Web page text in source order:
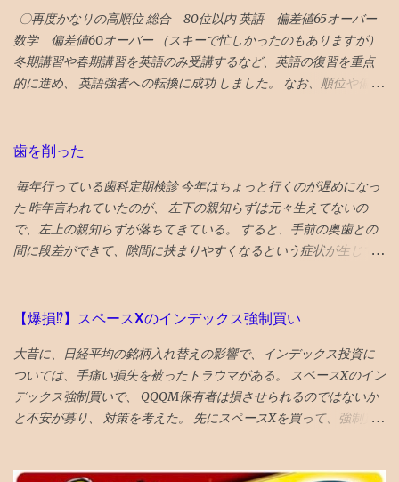
〇再度かなりの高順位 総合 80位以内 英語 偏差値65オーバー
数学 偏差値60オーバー （スキーで忙しかったのもありますが）
冬期講習や春期講習を英語のみ受講するなど、英語の復習を重点
的に進め、 英語強者への転換に成功 しました。 なお、順位や偏差
したが、10点とか離れることはなかったと思います。 （平均点や
本的に中2からは伴走をやめました。 というか、 高校数学に私が
ついていけなくなったので、数学の内容面に踏み込んだアドバイ
スは出来なくなりました 。 ただし、単純作業を中心に、時々代行
しました。 例えば、学校の定期試験時の 宿題ドリル的なものの丸
の時間が捻出できると考え実行しました。 英語の添削はなるべく
した。 本人が自作の日めくりカレンダーなどで、レギュラー維持
に向けて気合を入れたようです。 〇高順位の要因 毎日コツコツ鉄
の宿題をこなし ていったことに尽きます。 その、こなせる時間を
確保するために、前章のような工夫はいるかもしれませんが。 今
前回の成績優秀者が着実に努力を継続 していることを示していま
歯を削った
毎年行っている歯科定期検診 今年はちょっと行くのが遅めになっ
た 昨年言われていたのが、 左下の親知らずは元々生えてないの
で、左上の親知らずが落ちてきている。 すると、手前の奥歯との
間に段差ができて、隙間に挟まりやすくなるという症状が生じて
見した 年をとってくると移植に使えなくなり、噛み合わせに役立
さらに削るとか、抜歯に至るのもやむを得ないと考えれば、 段差
をなくすために、歯を削るのもそんなに侵襲性が高い措置でもな
くなってくる ので、１ミリぐらい親知らずを削ってもらい、手前
の奥歯との段差をなくした ２食ほど食べてみたが、挟まらなくな
【爆損⁉︎】スペースXのインデックス強制買い
大昔に、日経平均の銘柄入れ替えの影響で、インデックス投資に
ついては、手痛い損失を被ったトラウマがある。 スペースXのイン
デックス強制買いで、 QQQM保有者は損させられるのではないか
と不安が募り、 対策を考えた。 先にスペースXを買って、強制買